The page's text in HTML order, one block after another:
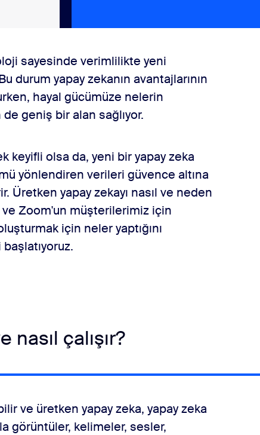
sayesinde verimlilikte yeni
durum yapay zekanın avantajlarının
hayal gücümüze nelerin
geniş bir alan sağlıyor.
keyifli olsa da, yeni bir yapay zeka
yönlendiren verileri güvence altına
Üretken yapay zekayı nasıl ve neden
Zoom'un müşterilerimiz için
için neler yaptığını
çalışır?
ve üretken yapay zeka, yapay zeka
görüntüler, kelimeler, sesler,